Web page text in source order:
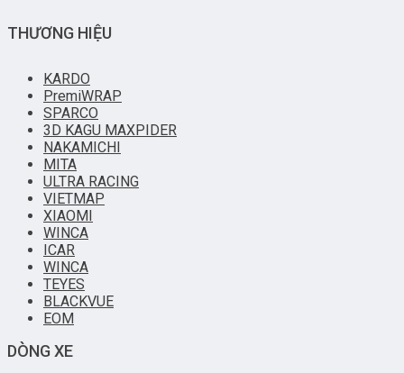
THƯƠNG HIỆU
KARDO
PremiWRAP
SPARCO
3D KAGU MAXPIDER
NAKAMICHI
MITA
ULTRA RACING
VIETMAP
XIAOMI
WINCA
ICAR
WINCA
TEYES
BLACKVUE
EOM
DÒNG XE